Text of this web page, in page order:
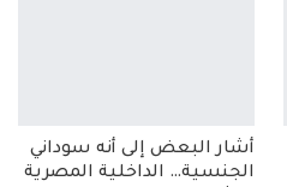
أشار البعض إلى أنه سوداني
الجنسية… الداخلية المصرية